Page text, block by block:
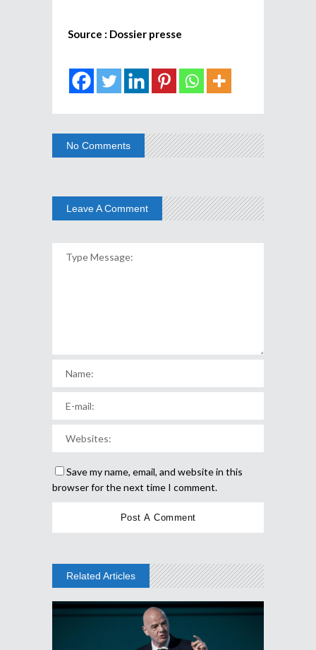
Source : Dossier presse
No Comments
Leave A Comment
Save my name, email, and website in this
browser for the next time I comment.
Related Articles